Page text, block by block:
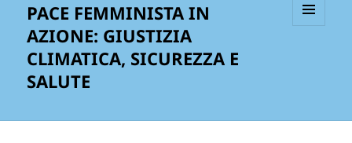
PACE FEMMINISTA IN
AZIONE: GIUSTIZIA
CLIMATICA, SICUREZZA E
SALUTE